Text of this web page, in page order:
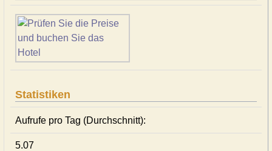
Statistiken
Aufrufe pro Tag (Durchschnitt):
5.07